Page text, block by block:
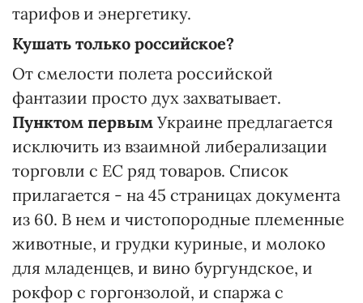
тарифов и энергетику.
Кушать только российское?
От смелости полета российской
фантазии просто дух захватывает.
Пунктом первым Украине предлагается
исключить из взаимной либерализации
торговли с ЕС ряд товаров. Список
прилагается - на 45 страницах документа
из 60. В нем и чистопородные племенные
животные, и грудки куриные, и молоко
для младенцев, и вино бургундское, и
рокфор с горгонзолой, и спаржа с